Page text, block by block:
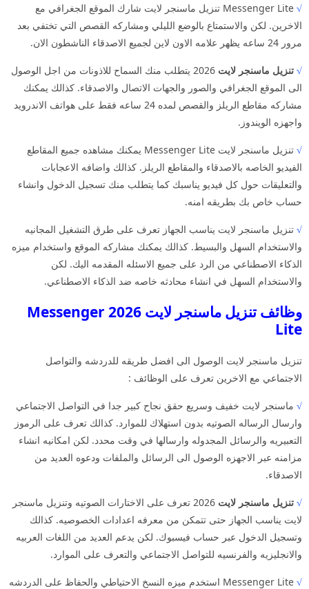
√
Messenger Lite تنزيل ماسنجر لايت شارك الموقع الجغرافي مع
الاخرين. لكن والاستمتاع بالوضع الليلي ومشاركه القصص التي تختفي بعد
مرور 24 ساعه يظهر علامه الاون لاين لجميع الاصدقاء الناشطون الان.
√ تنزيل ماسنجر لايت
2026 يتطلب منك السماح للاذونات من اجل الوصول
الى الموقع الجغرافي والصور والجهات الاتصال والاصدقاء. كذالك يمكنك
مشاركه مقاطع الريلز والقصص لمده 24 ساعه فقط على هواتف الاندرويد
واجهزه الويندوز.
√
تنزيل ماسنجر لايت Messenger Lite يمكنك مشاهده جميع المقاطع
الفيديو الخاصه بالاصدقاء والمقاطع الريلز. كذالك واضافه الاعجابات
والتعليقات حول كل فيديو يناسبك كما يتطلب منك تسجيل الدخول وانشاء
حساب خاص بك بطريقه امنه.
√ تنزيل ماسنجر لايت يناسب الجهاز تعرف على طرق التشغيل المجانيه
والاستخدام السهل والبسيط. كذالك يمكنك مشاركه الموقع واستخدام ميزه
الذكاء الاصطناعي من الرد على جميع الاسئله المقدمه اليك. لكن
والاستخدام السهل في انشاء محادثه خاصه ضد الذكاء الاصطناعي.
وظائف تنزيل ماسنجر لايت 2026 Messenger
Lite
تنزيل ماسنجر لايت الوصول الى افضل طريقه للدردشه والتواصل
الاجتماعي مع الاخرين تعرف على الوظائف :
√ ماسنجر لايت خفيف وسريع حقق نجاح كبير جدا في التواصل الاجتماعي
وارسال الرساله الصوتيه بدون استهلاك للموارد. كذالك تعرف على الرموز
التعبيريه والرسائل المجدوله وارسالها في وقت محدد. لكن امكانيه انشاء
مزامنه عبر الاجهزه الوصول الى الرسائل والملفات ودعوه العديد من
الاصدقاء.
√ تنزيل ماسنجر لايت
2026 تعرف على الاختارات الصوتيه وتنزيل ماسنجر
لايت يناسب الجهاز حتى تتمكن من معرفه اعدادات الخصوصيه. كذالك
وتسجيل الدخول عبر حساب فيسبوك. لكن يدعم العديد من اللغات العربيه
والانجليزيه والفرنسيه للتواصل الاجتماعي والتعرف على الموارد.
√
Messenger Lite استخدم ميزه النسخ الاحتياطي والحفاظ على الدردشه